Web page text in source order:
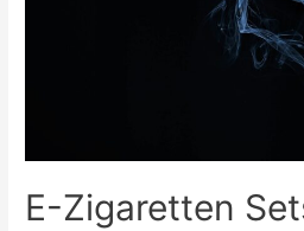
E-Zigaretten